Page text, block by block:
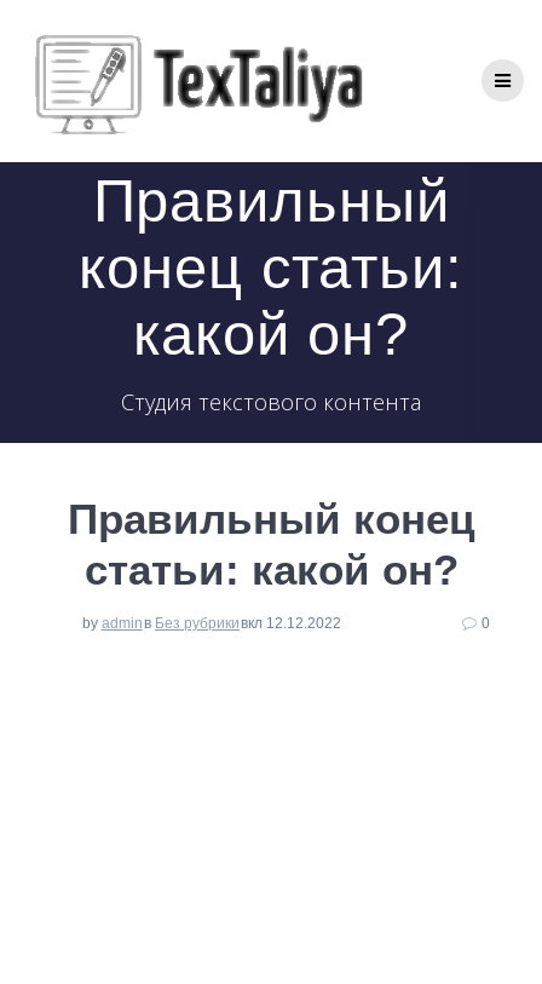
контенту
Правильный
конец статьи:
какой он?
Студия текстового контента
Правильный конец
статьи: какой он?
by adminв Без рубрикивкл 12.12.2022 0